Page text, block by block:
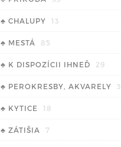
♣ CHALUPY 13
♣ MESTÁ 85
♣ K DISPOZÍCII IHNEĎ 29
♣ PEROKRESBY, AKVARELY 3
♣ KYTICE 18
♣ ZÁTIŠIA 7